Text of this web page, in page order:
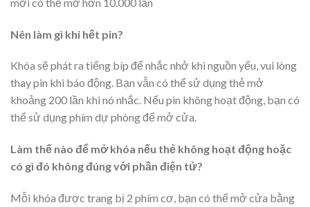
Nên làm gì khi hết pin?
Khóa sẽ phát ra tiếng bíp để nhắc nhở khi nguồn yếu, vui lòng
thay pin khi báo động. Bạn vẫn có thể sử dụng thẻ mở
khoảng 200 lần khi nó nhắc. Nếu pin không hoạt động, bạn có
thể sử dụng phím dự phòng để mở cửa.
Làm thế nào để mở khóa nếu thẻ không hoạt động hoặc
có gì đó không đúng với phần điện tử?
Mỗi khóa được trang bị 2 phím cơ, bạn có thể mở cửa bằng